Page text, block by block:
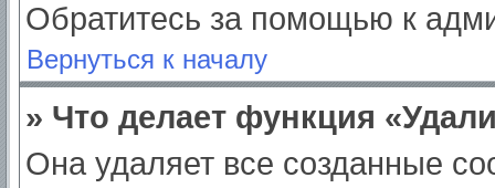
Обратитесь за помощью к
Вернуться к началу
» Что делает функция
Она удаляет все созданные